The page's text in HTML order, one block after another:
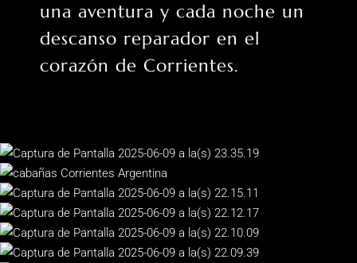
una aventura y cada noche un
descanso reparador en el
corazón de Corrientes.